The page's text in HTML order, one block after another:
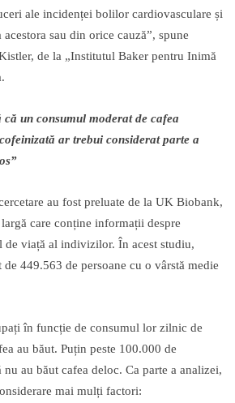
ale incidenței bolilor cardiovasculare și
sau din orice cauză”, spune
de la „Institutul Baker pentru Inimă
că un consumul moderat de cafea
ar trebui considerat parte a
au fost preluate de la UK Biobank,
care conține informații despre
de viață al indivizilor. În acest studiu,
449.563 de persoane cu o vârstă medie
în funcție de consumul lor zilnic de
au băut. Puțin peste 100.000 de
nu au băut cafea deloc. Ca parte a analizei,
mai mulți factori: